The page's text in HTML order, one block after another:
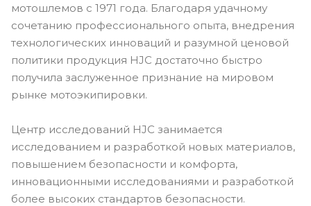
мотошлемов с 1971 года. Благодаря удачному
сочетанию профессионального опыта, внедрения
технологических инноваций и разумной ценовой
политики продукция HJC достаточно быстро
получила заслуженное признание на мировом
рынке мотоэкипировки.
Центр исследований HJC занимается
исследованием и разработкой новых материалов,
повышением безопасности и комфорта,
инновационными исследованиями и разработкой
более высоких стандартов безопасности.